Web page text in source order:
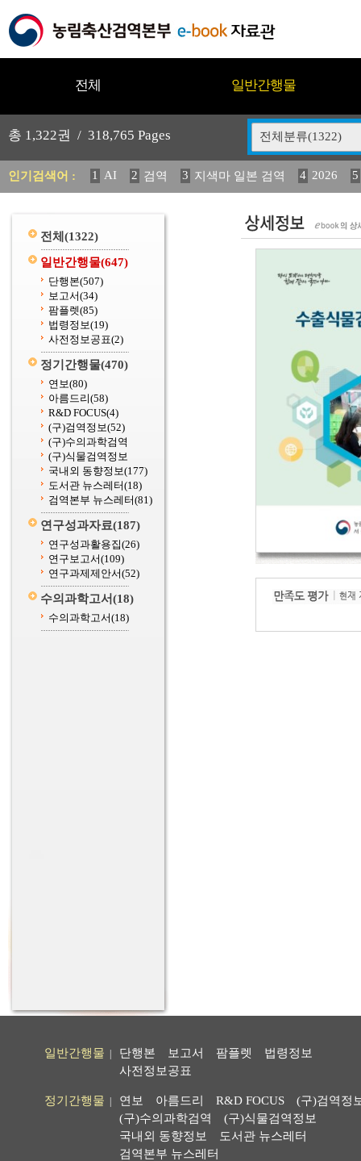
전체 일반간행물
총 1,322권 / 318,765 Pages 전체분류(1322)
인기검색어 : 1 AI 2 검역 3 지색마 일본 검역 4 2026 5
전체 (1322)
일반간행물(647)
단행본(507)
보고서(34)
팜플렛(85)
법령정보(19)
사전정보공표(2)
정기간행물(470)
연보(80)
아름드리(58)
R&D FOCUS(4)
(구)검역정보(52)
(구)수의과학검역
(구)식물검역정보
국내외 동향정보(177)
도서관 뉴스레터(18)
검역본부 뉴스레터(81)
연구성과자료(187)
연구성과활용집(26)
연구보고서(109)
연구과제제안서(52)
수의과학고서(18)
수의과학고서(18)
일반간행물 단행본 보고서 팜플렛
법령정보
사전정보공표
정기간행물 연보 아름드리 R&D FOCUS
(구)검역정
(구)수의과학검역
(구)식물검역정보
국내외 동향정보
도서관 뉴스레터
검역본부 뉴스레터